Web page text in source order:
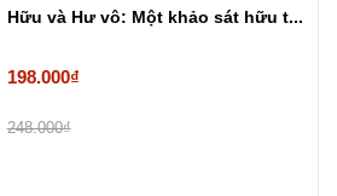
Hữu và Hư vô: Một khảo sát hữu t...
198.000₫
248.000₫